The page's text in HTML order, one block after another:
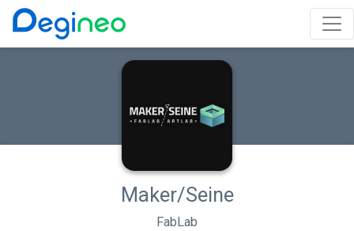
Maker/Seine
FabLab